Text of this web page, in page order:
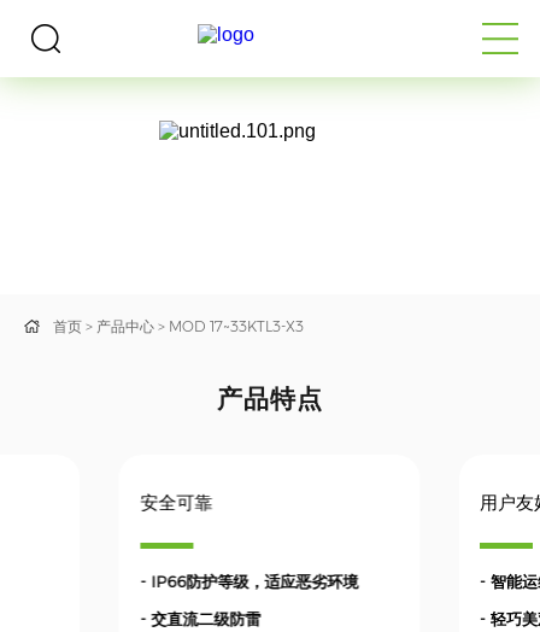
首页 > 产品中心 > MOD 17~33KTL3-X3
产品特点
安全可靠
- IP66防护等级，适应恶劣环境
- 交直流二级防雷
用户友
- 智能
- 轻巧